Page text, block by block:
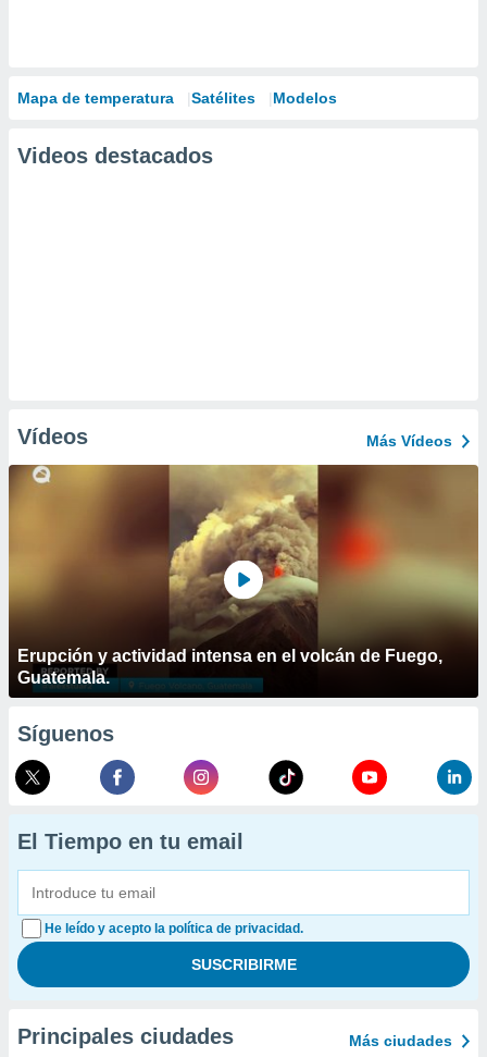
Mapa de temperatura Satélites Modelos
Videos destacados
Vídeos Más Vídeos
Erupción y actividad intensa en el volcán de Fuego,
Guatemala.
Síguenos
El Tiempo en tu email
He leído y acepto la política de privacidad.
Principales ciudades Más ciudades